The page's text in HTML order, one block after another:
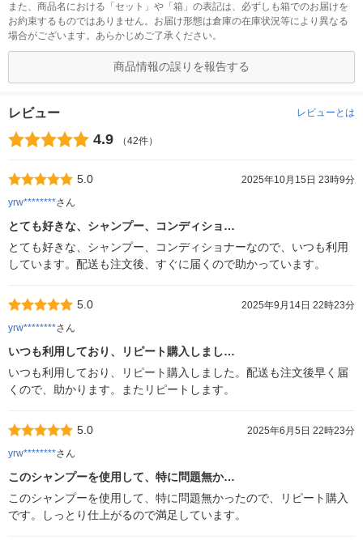
また、商品名における「セット」や「箱」の表記は、必ずしも箱でのお届けを
お約束するものではありません。お届け形態は倉庫の在庫状況等により異なる
場合がございます。あらかじめご了承ください。
商品情報の誤りを報告する
レビュー レビューとは
4.9 （42件）
5.0
2025年10月15日 23時9分
yrw********さん
とても好きな、シャンプー、コンディショ…
とても好きな、シャンプー、コンディショナーなので、いつも利用
しています。配送も注文後、すぐに届くので助かっています。
5.0
2025年9月14日 22時23分
yrw********さん
いつも利用しており、リピート購入しまし…
いつも利用しており、リピート購入しました。配送も注文後早く届
くので、助かります。またリピートします。
5.0
2025年6月5日 22時23分
yrw********さん
このシャンプーを使用して、特に問題無か…
このシャンプーを使用して、特に問題無かったので、リピート購入
です。しっとり仕上がるので満足しています。